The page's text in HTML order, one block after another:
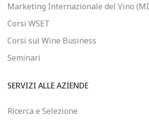
Marketing Internazionale del Vino
Corsi WSET
Corsi sul Wine Business
Seminari
SERVIZI ALLE AZIENDE
Ricerca e Selezione